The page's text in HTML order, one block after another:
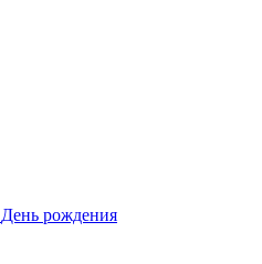
День рождения